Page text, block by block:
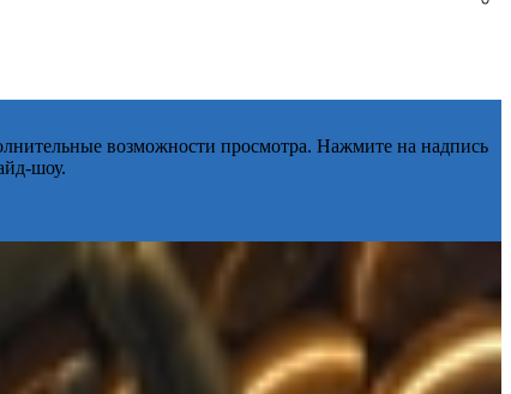
возможности просмотра. Нажмите на надпись
шоу.